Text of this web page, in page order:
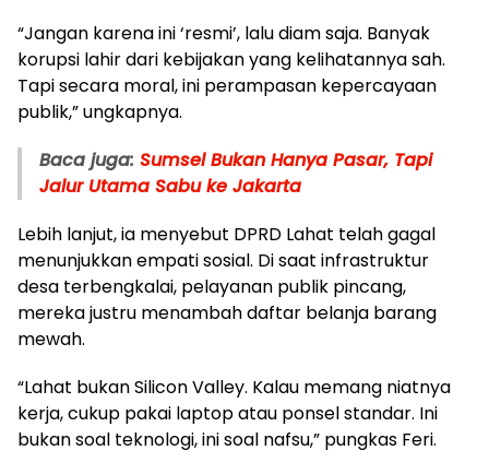
“Jangan karena ini ‘resmi’, lalu diam saja. Banyak
korupsi lahir dari kebijakan yang kelihatannya sah.
Tapi secara moral, ini perampasan kepercayaan
publik,” ungkapnya.
Baca juga: Sumsel Bukan Hanya Pasar, Tapi
Jalur Utama Sabu ke Jakarta
Lebih lanjut, ia menyebut DPRD Lahat telah gagal
menunjukkan empati sosial. Di saat infrastruktur
desa terbengkalai, pelayanan publik pincang,
mereka justru menambah daftar belanja barang
mewah.
“Lahat bukan Silicon Valley. Kalau memang niatnya
kerja, cukup pakai laptop atau ponsel standar. Ini
bukan soal teknologi, ini soal nafsu,” pungkas Feri.